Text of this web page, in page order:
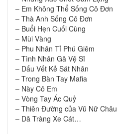
– Em Không Thể Sống Cô Đơn
– Thà Anh Sống Cô Đơn
– Buổi Hẹn Cuối Cùng
– Mùi Vàng
– Phu Nhân Tỉ Phú Giêm
– Tình Nhân Gã Vệ Sĩ
– Dấu Vết Kẻ Sát Nhân
– Trong Bàn Tay Mafia
– Này Cô Em
– Vòng Tay Ác Quỷ
– Thiên Đường của Vũ Nữ Châu
– Dã Tràng Xe Cát…